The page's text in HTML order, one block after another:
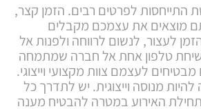
התייחסות לפרטים רבים. הזמן קצר,
מוצאים את עצמכם מקבלים
לעצור, לנשום לרווחה ולפנות אל
טלפון אחת אל חברה שמתמחה
לעצמם צוות מקצועי וייצוגי.
להיות מנוסה וייצוגית. יש לתדרך כל
תחילת האירוע במטרה להבטיח מענה